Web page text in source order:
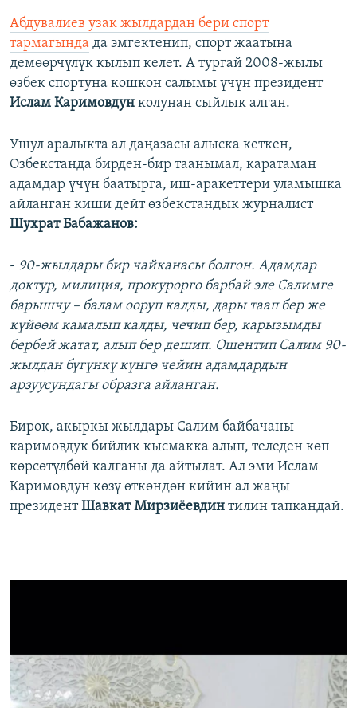
Абдувалиев узак жылдардан бери спорт
тармагында да эмгектенип, спорт жаатына
демөөрчүлүк кылып келет. А тургай 2008-жылы
өзбек спортуна кошкон салымы үчүн президент
Ислам Каримовдун колунан сыйлык алган.
Ушул аралыкта ал даңазасы алыска кеткен,
Өзбекстанда бирден-бир таанымал, каратаман
адамдар үчүн баатырга, иш-аракеттери уламышка
айланган киши дейт өзбекстандык журналист
Шухрат Бабажанов:
- 90-жылдары бир чайканасы болгон. Адамдар
доктур, милиция, прокурорго барбай эле Салимге
барышчу – балам ооруп калды, дары таап бер же
күйөөм камалып калды, чечип бер, карызымды
бербей жатат, алып бер дешип. Ошентип Салим 90-
жылдан бүгүнкү күнгө чейин адамдардын
арзуусундагы образга айланган.
Бирок, акыркы жылдары Салим байбачаны
каримовдук бийлик кысмакка алып, теледен көп
көрсөтүлбөй калганы да айтылат. Ал эми Ислам
Каримовдун көзү өткөндөн кийин ал жаңы
президентШавкат Мирзиёевдин тилин тапкандай.